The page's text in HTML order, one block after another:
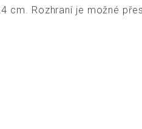
cm. Rozhraní je možné